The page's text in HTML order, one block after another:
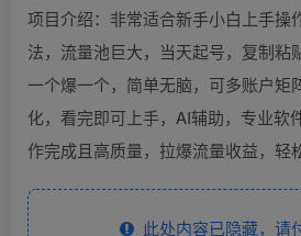
项目介绍：非常适合新手小白上手操
法，流量池巨大，当天起号，复制粘
一个爆一个，简单无脑，可多账户矩
化，看完即可上手，AI辅助，专业软
作完成且高质量，拉爆流量收益，轻
此处内容已隐藏，请